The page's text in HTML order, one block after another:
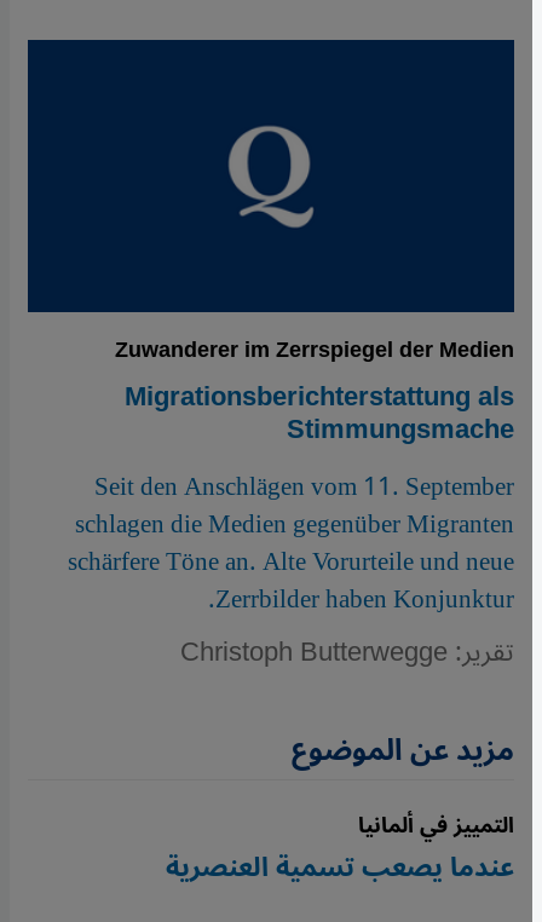
Zuwanderer im Zerrspiegel der Medien
Migrationsberichterstattung als
Stimmungsmache
Seit den Anschlägen vom 11. September
schlagen die Medien gegenüber Migranten
schärfere Töne an. Alte Vorurteile und neue
Zerrbilder haben Konjunktur.
تقرير: Christoph Butterwegge
مزيد عن الموضوع
التمييز في ألمانيا
عندما يصعب تسمية العنصرية